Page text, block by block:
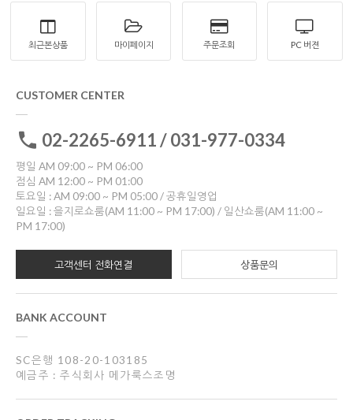
최근본상품 마이페이지 주문조회 PC 버젼
CUSTOMER CENTER
02-2265-6911 / 031-977-0334
평일 AM 09:00 ~ PM 06:00
점심 AM 12:00 ~ PM 01:00
토요일 : AM 09:00 ~ PM 05:00 / 공휴일영업
일요일 : 을지로쇼룸(AM 11:00 ~ PM 17:00) / 일산쇼룸(AM 11:00 ~
PM 17:00)
고객센터 전화연결 상품문의
BANK ACCOUNT
SC은행 108-20-103185
예금주 : 주식회사 메가룩스조명